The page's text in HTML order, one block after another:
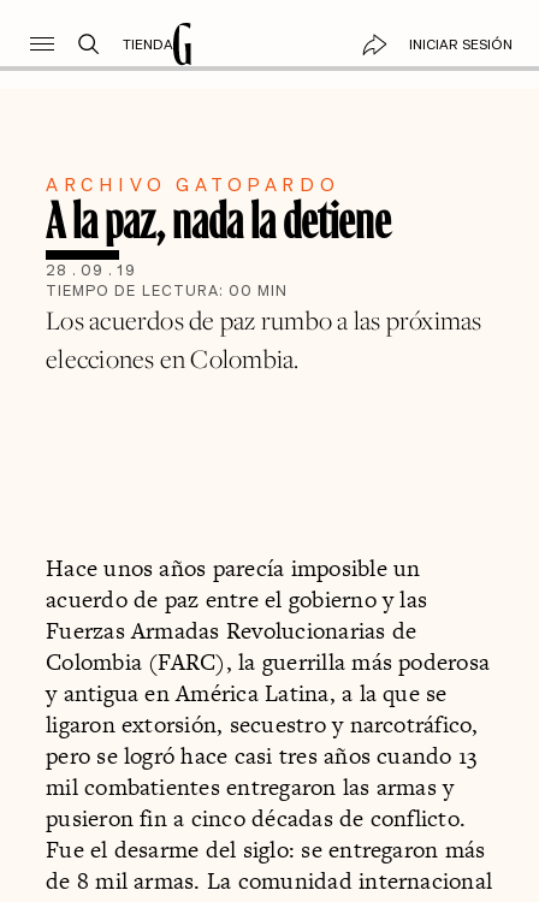
TIENDA INICIAR SESIÓN
ARCHIVO GATOPARDO
A la paz, nada la detiene
28 . 09 . 19
TIEMPO DE LECTURA: 00 MIN
Los acuerdos de paz rumbo a las próximas
elecciones en Colombia.
Hace unos años parecía imposible un
acuerdo de paz entre el gobierno y las
Fuerzas Armadas Revolucionarias de
Colombia (FARC), la guerrilla más poderosa
y antigua en América Latina, a la que se
ligaron extorsión, secuestro y narcotráfico,
pero se logró hace casi tres años cuando 13
mil combatientes entregaron las armas y
pusieron fin a cinco décadas de conflicto.
Fue el desarme del siglo: se entregaron más
de 8 mil armas. La comunidad internacional